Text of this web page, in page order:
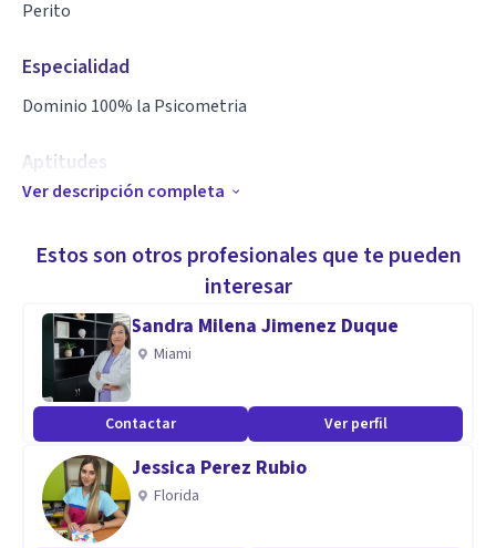
Perito
Especialidad
Dominio 100% la Psicometria
Aptitudes
Evaluaciones psicológicas
Ver descripción completa
Estos son otros profesionales que te pueden
interesar
Sandra Milena Jimenez Duque
Miami
Contactar Ver perfil
Jessica Perez Rubio
Florida